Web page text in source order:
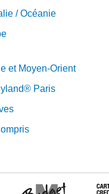
/ Océanie
et Moyen-Orient
Paris